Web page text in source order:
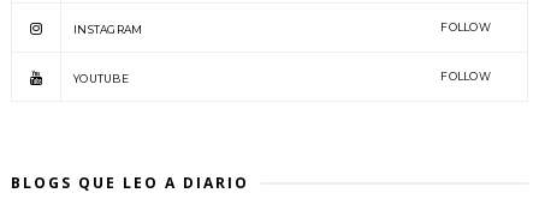
INSTAGRAM FOLLOW
YOUTUBE FOLLOW
BLOGS QUE LEO A DIARIO